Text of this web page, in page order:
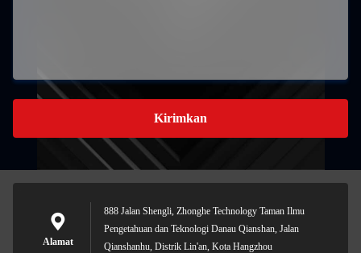
Kirimkan
Alamat
888 Jalan Shengli, Zhonghe Technology Taman Ilmu
Pengetahuan dan Teknologi Danau Qianshan, Jalan
Qianshanhu, Distrik Lin'an, Kota Hangzhou